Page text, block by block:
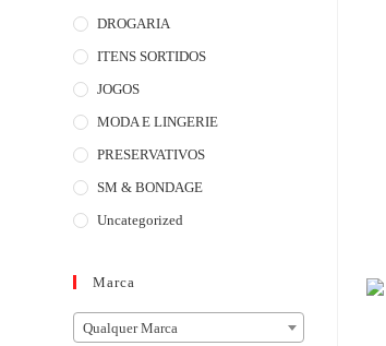
DROGARIA
ITENS SORTIDOS
JOGOS
MODA E LINGERIE
PRESERVATIVOS
SM & BONDAGE
Uncategorized
Marca
Qualquer Marca